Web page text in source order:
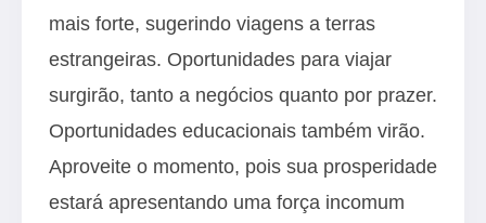
mais forte, sugerindo viagens a terras
estrangeiras. Oportunidades para viajar
surgirão, tanto a negócios quanto por prazer.
Oportunidades educacionais também virão.
Aproveite o momento, pois sua prosperidade
estará apresentando uma força incomum